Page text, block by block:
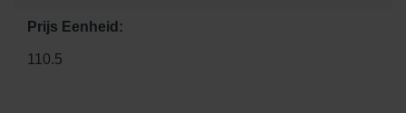
Prijs Eenheid:
110.5